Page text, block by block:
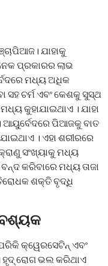
ଯାହାକୁ
ପ୍ରକାରର ଲାଭ
ମଧ୍ୟ ଅଧିକ
ସହ ଚର୍ମ ଏବଂ କେଶକୁ ସୁସ୍ଥ
କୁହାଯାଇଥାଏ । ଯାହା
ଆୟୁର୍ବେଦରେ ପିଆଜକୁ ବାତ
। ଏହା ଶରୀରରେ
ସଂଖ୍ୟାକୁ ମଧ୍ୟ
କରିବାରେ ମଧ୍ୟ ତାଜା
ଶକ୍ତି ବୃଦ୍ଧି
କ୍ୱେରସେଟିନ୍ ଏବଂ
ହୃଦ୍‌ ରୋଗ ଭଲ କରିଥାଏ